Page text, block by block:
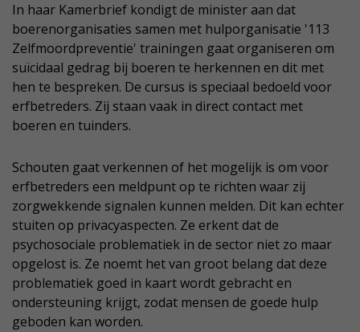
In haar Kamerbrief kondigt de minister aan dat
boerenorganisaties samen met hulporganisatie '113
Zelfmoordpreventie' trainingen gaat organiseren om
suïcidaal gedrag bij boeren te herkennen en dit met
hen te bespreken. De cursus is speciaal bedoeld voor
erfbetreders. Zij staan vaak in direct contact met
boeren en tuinders.
Schouten gaat verkennen of het mogelijk is om voor
erfbetreders een meldpunt op te richten waar zij
zorgwekkende signalen kunnen melden. Dit kan echter
stuiten op privacyaspecten. Ze erkent dat de
psychosociale problematiek in de sector niet zo maar
opgelost is. Ze noemt het van groot belang dat deze
problematiek goed in kaart wordt gebracht en
ondersteuning krijgt, zodat mensen de goede hulp
geboden kan worden.